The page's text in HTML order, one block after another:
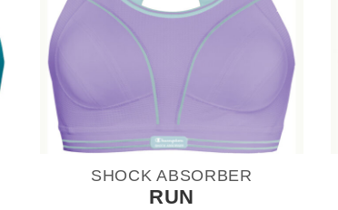
SHOCK ABSORBER
RUN